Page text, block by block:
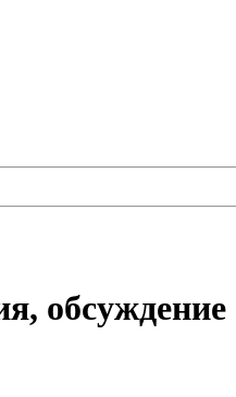
обсуждение